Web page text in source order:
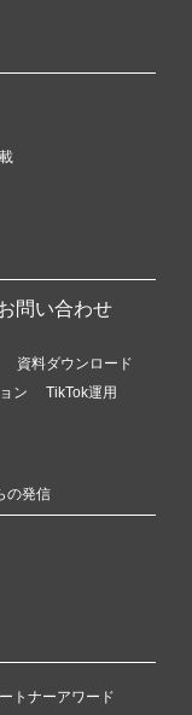
問い合わせ
資料ダウンロード
ン
TikTok運用
の発信
トナーアワード